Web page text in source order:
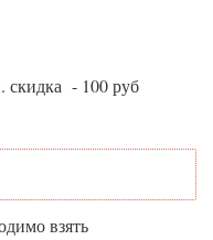
скидка - 100 руб
взять